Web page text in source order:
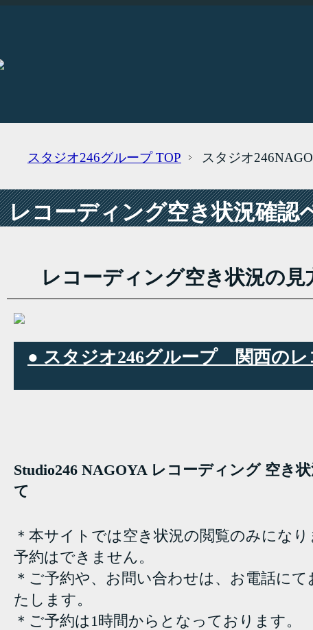
スタジオ246グループTOP スタジオ
レコーディング空き状況確認
レコーディング空き状況の見
● スタジオ246グループ 関西のレ
Studio246 NAGOYA レコーディング 空き
て
＊本サイトでは空き状況の閲覧のみにな
予約はできません。
＊ご予約や、お問い合わせは、お電話にて
たします。
＊ご予約は1時間からとなっております。